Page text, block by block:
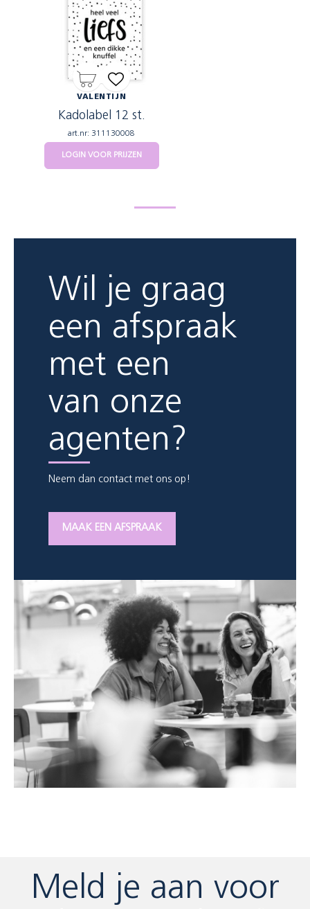
VALENTIJN
Kadolabel 12 st.
art.nr: 311130008
LOGIN VOOR PRIJZEN
Wil je graag
een afspraak
met een
van onze
agenten?
Neem dan contact met ons op!
MAAK EEN AFSPRAAK
Meld je aan voor